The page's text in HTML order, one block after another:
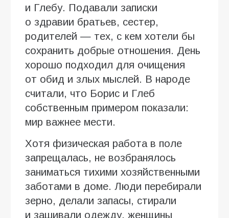
и Глебу. Подавали записки
о здравии братьев, сестер,
родителей — тех, с кем хотели бы
сохранить добрые отношения. День
хорошо подходил для очищения
от обид и злых мыслей. В народе
считали, что Борис и Глеб
собственным примером показали:
мир важнее мести.
Хотя физическая работа в поле
запрещалась, не возбранялось
заниматься тихими хозяйственными
заботами в доме. Люди перебирали
зерно, делали запасы, стирали
и зашивали одежду, женщины